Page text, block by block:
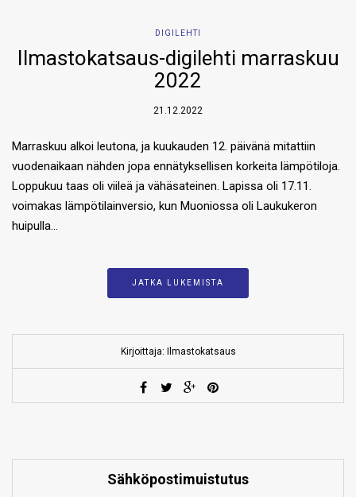
DIGILEHTI
Ilmastokatsaus-digilehti marraskuu
2022
21.12.2022
Marraskuu alkoi leutona, ja kuukauden 12. päivänä mitattiin
vuodenaikaan nähden jopa ennätyksellisen korkeita lämpötiloja.
Loppukuu taas oli viileä ja vähäsateinen. Lapissa oli 17.11.
voimakas lämpötilainversio, kun Muoniossa oli Laukukeron
huipulla…
JATKA LUKEMISTA
Kirjoittaja: Ilmastokatsaus
Sähköpostimuistutus